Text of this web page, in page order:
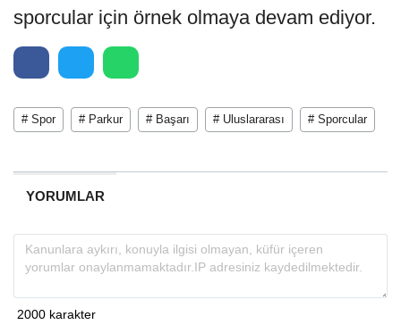
sporcular için örnek olmaya devam ediyor.
# Spor # Parkur # Başarı # Uluslararası # Sporcular
YORUMLAR